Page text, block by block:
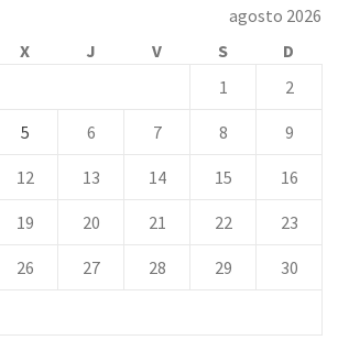
agosto 2026
X J V S
D
1
2
5 6 7 8 9
12 13 14 15 16
19 20 21 22 23
26 27 28 29 30